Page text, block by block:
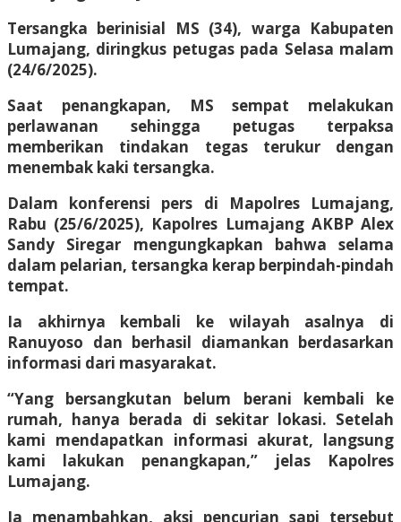
Tersangka berinisial MS (34), warga Kabupaten
Lumajang, diringkus petugas pada Selasa malam
(24/6/2025).
Saat penangkapan, MS sempat melakukan
perlawanan sehingga petugas terpaksa
memberikan tindakan tegas terukur dengan
menembak kaki tersangka.
Dalam konferensi pers di Mapolres Lumajang,
Rabu (25/6/2025), Kapolres Lumajang AKBP Alex
Sandy Siregar mengungkapkan bahwa selama
dalam pelarian, tersangka kerap berpindah-pindah
tempat.
Ia akhirnya kembali ke wilayah asalnya di
Ranuyoso dan berhasil diamankan berdasarkan
informasi dari masyarakat.
“Yang bersangkutan belum berani kembali ke
rumah, hanya berada di sekitar lokasi. Setelah
kami mendapatkan informasi akurat, langsung
kami lakukan penangkapan,” jelas Kapolres
Lumajang.
Ia menambahkan, aksi pencurian sapi tersebut